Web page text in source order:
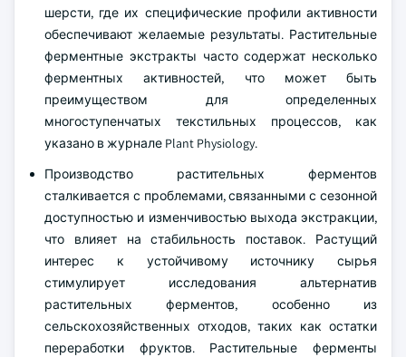
шерсти, где их специфические профили активности
обеспечивают желаемые результаты. Растительные
ферментные экстракты часто содержат несколько
ферментных активностей, что может быть
преимуществом для определенных
многоступенчатых текстильных процессов, как
указано в журнале Plant Physiology.
Производство растительных ферментов
сталкивается с проблемами, связанными с сезонной
доступностью и изменчивостью выхода экстракции,
что влияет на стабильность поставок. Растущий
интерес к устойчивому источнику сырья
стимулирует исследования альтернатив
растительных ферментов, особенно из
сельскохозяйственных отходов, таких как остатки
переработки фруктов. Растительные ферменты